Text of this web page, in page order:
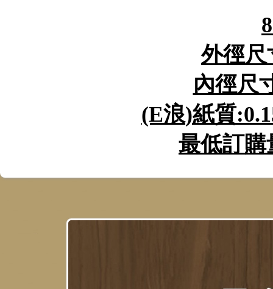
外徑尺
內徑尺
(E浪)紙質
最低訂購